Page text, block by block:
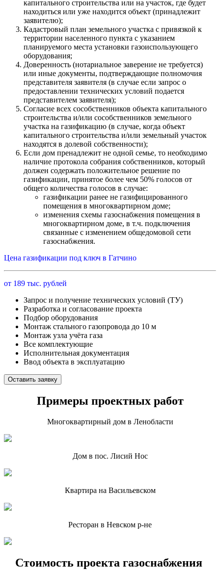
капитального строительства или на участок, где будет
находиться или уже находится объект (принадлежит
заявителю);
Кадастровый план земельного участка с привязкой к
территории населенного пункта с указанием
планируемого места установки газоиспользующего
оборудования;
Доверенность (нотариальное заверение не требуется)
или иные документы, подтверждающие полномочия
представителя заявителя (в случае если запрос о
предоставлении технических условий подается
представителем заявителя);
Согласие всех сособственников объекта капитального
строительства и/или сособственников земельного
участка на газификацию (в случае, когда объект
капитального строительства и/или земельный участок
находятся в долевой собственности);
Если дом пренадлежит не одной семье, то необходимо
наличие протокола собрания собственников, который
должен содержать положительное решение по
газификации, принятое более чем 50% голосов от
общего количества голосов в случае:
газификации ранее не газифицированного
помещения в многоквартирном доме;
изменения схемы газоснабжения помещения в
многоквартирном доме, в т.ч. подключения
связанные с изменением общедомовой сети
газоснабжения.
Цена газификации под ключ в Гатчино
от 189 тыс. рублей
Запрос и получение технических условий (ТУ)
Разработка и согласование проекта
Подбор оборудования
Монтаж стального газопровода до 10 м
Монтаж узла учёта газа
Все комплектующие
Исполнительная документация
Ввод объекта в эксплуатацию
Оставить заявку
Примеры проектных работ
Многоквартирный дом в Ленобласти
Дом в пос. Лисий Нос
Квартира на Васильевском
Ресторан в Невском р-не
Стоимость проекта газоснабжения